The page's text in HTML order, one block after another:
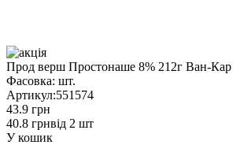
Прод верш Простонаше 8% 212г Ван-Кар
Фасовка: шт.
Артикул:551574
43.9 грн
40.8 грнвід 2 шт
У кошик